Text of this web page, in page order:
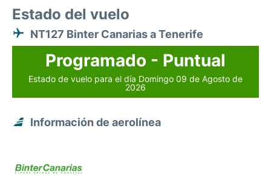
Estado del vuelo
NT127 Binter Canarias a Tenerife
Programado - Puntual
Estado de vuelo para el día Domingo 09 de Agosto de
2026
Información de aerolínea